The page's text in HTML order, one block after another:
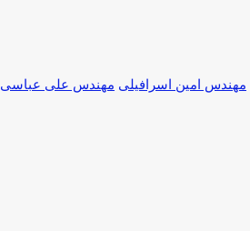
مهندس امین اسرافیلی مهندس علی عباسی